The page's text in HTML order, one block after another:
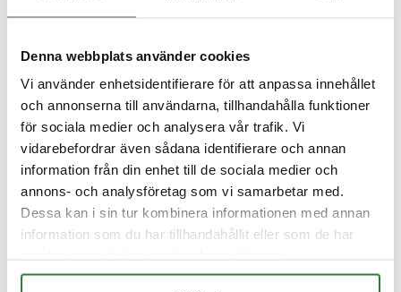
Denna webbplats använder cookies
Vi använder enhetsidentifierare för att anpassa innehållet
och annonserna till användarna, tillhandahålla funktioner
för sociala medier och analysera vår trafik. Vi
vidarebefordrar även sådana identifierare och annan
information från din enhet till de sociala medier och
annons- och analysföretag som vi samarbetar med.
Dessa kan i sin tur kombinera informationen med annan
information som du har tillhandahållit eller som de har